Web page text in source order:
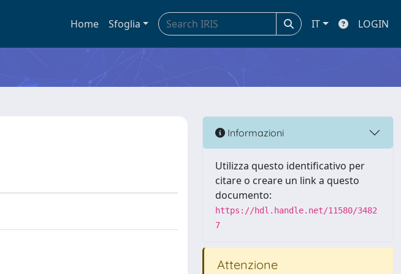
Home Sfoglia IT LOGIN
Informazioni
Utilizza questo identificativo per
citare o creare un link a questo
documento:
https://hdl.handle.net/11580/3482
7
Attenzione